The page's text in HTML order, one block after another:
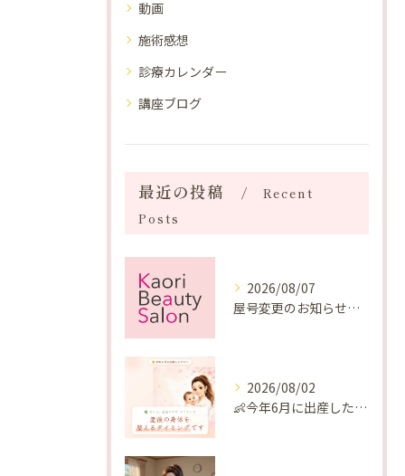
動画
施術感想
診療カレンダー
講座ブログ
最近の投稿
Recent
Posts
2026/08/07
屋号変更のお知らせと「SAKUYA Harmonies」に込めた想い
2026/08/02
👶今年6月に出産したママへ♡